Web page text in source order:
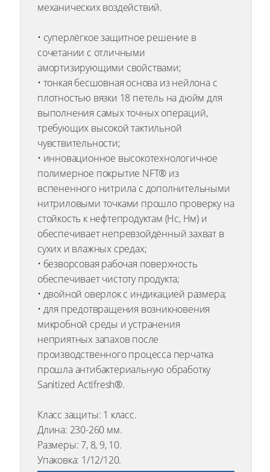
механических воздействий.
• суперлёгкое защитное решение в
сочетании с отличными
амортизирующими свойствами;
• тонкая бесшовная основа из нейлона с
плотностью вязки 18 петель на дюйм для
выполнения самых точных операций,
требующих высокой тактильной
чувствительности;
• инновационное высокотехнологичное
полимерное покрытие NFT® из
вспененного нитрила с дополнительными
нитриловыми точками прошло проверку на
стойкость к нефтепродуктам (Нс, Нм) и
обеспечивает непревзойдённый захват в
сухих и влажных средах;
• безворсовая рабочая поверхность
обеспечивает чистоту продукта;
• двойной оверлок с индикацией размера;
• для предотвращения возникновения
микробной среды и устранения
неприятных запахов после
производственного процесса перчатка
прошла антибактериальную обработку
Sanitized Actifresh®.
Класс защиты: 1 класс.
Длина: 230-260 мм.
Размеры: 7, 8, 9, 10.
Упаковка: 1/12/120.